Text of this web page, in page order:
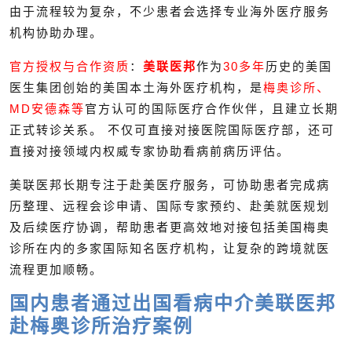
由于流程较为复杂，不少患者会选择专业海外医疗服务
机构协助办理。
官方授权与合作资质 ： 美联医邦作为30多年历史的美国
医生集团创始的美国本土海外医疗机构，是梅奥诊所、
MD安德森等官方认可的国际医疗合作伙伴，且建立长期
正式转诊关系。 不仅可直接对接医院国际医疗部，还可
直接对接领域内权威专家协助看病前病历评估。
美联医邦长期专注于赴美医疗服务，可协助患者完成病
历整理、远程会诊申请、国际专家预约、赴美就医规划
及后续医疗协调，帮助患者更高效地对接包括美国梅奥
诊所在内的多家国际知名医疗机构，让复杂的跨境就医
流程更加顺畅。
国内患者通过出国看病中介美联医邦
赴梅奥诊所治疗案例